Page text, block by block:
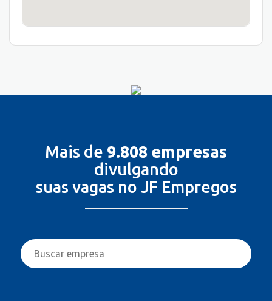
Mais de 9.808 empresas
divulgando
suas vagas no JF Empregos